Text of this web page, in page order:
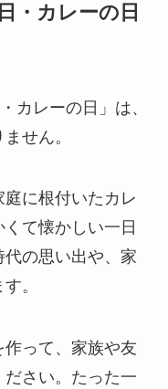
・カレーの日
カレーの日」は、
せん。
に根付いたカレ
て懐かしい一日
の思い出や、家
。
って、家族や友
さい。たった一